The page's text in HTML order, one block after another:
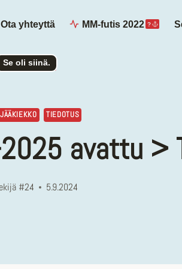
Ota yhteyttä MM-futis 2022 ?
Se oli siinä.
JÄÄKIEKKO TIEDOTUS
avattu >
#24 5.9.2024